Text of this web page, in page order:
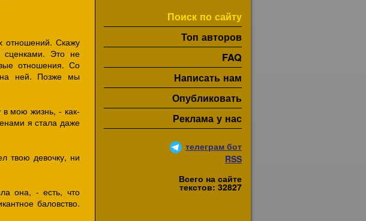
Поиск по сайту
Топ авторов
FAQ
Написать нам
Опубликовать
Реклама у нас
телеграм бот
RSS
Всего на сайте
текстов: 32827
отношений. Скажу
сценками. Это не
отношения. Со
на ней. Позже мы
мою жизнь, - как-
я стала даже
твою девочку, ни
она, - есть, что
баловство.